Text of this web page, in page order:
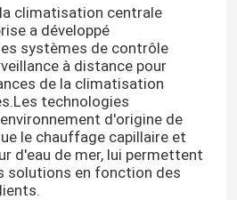
climatisation centrale
a développé
systèmes de contrôle
à distance pour
de la climatisation
technologies
d'origine de
le chauffage capillaire et
d'eau de mer, lui permettent
solutions en fonction des